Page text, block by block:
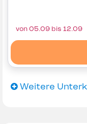
von 05.09 bis 12.09
Weitere